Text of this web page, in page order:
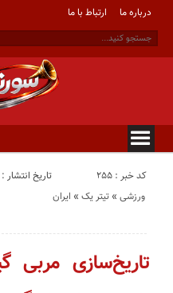
درباره ما ارتباط با ما
کد خبر : 255 تاریخ انتشار : پنجشنبه
ایران « تیتر یک « ورزشی
تاریخ‌سازی مربی